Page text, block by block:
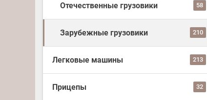
Отечественные грузовики 58
Зарубежные грузовики 210
Легковые машины 213
Прицепы 32